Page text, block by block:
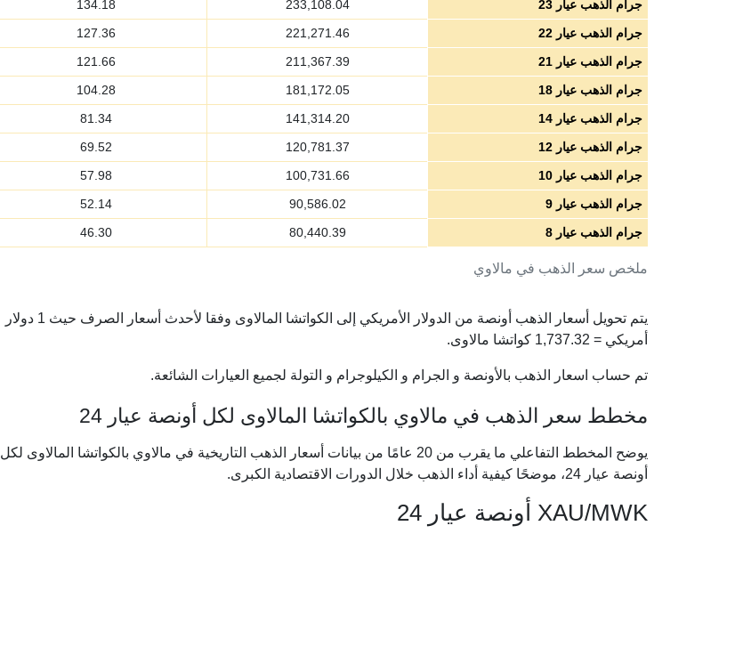
ملخص سعر الذهب في مالاوي
جرام الذهب عيار 23
233,108.04
134.18
جرام الذهب عيار 22
221,271.46
127.36
جرام الذهب عيار 21
211,367.39
121.66
جرام الذهب عيار 18
181,172.05
104.28
جرام الذهب عيار 14
141,314.20
81.34
جرام الذهب عيار 12
120,781.37
69.52
جرام الذهب عيار 10
100,731.66
57.98
جرام الذهب عيار 9
90,586.02
52.14
جرام الذهب عيار 8
80,440.39
46.30
يتم تحويل أسعار الذهب أونصة من الدولار الأمريكي إلى الكواتشا المالاوى وفقا لأحدث أسعار الصرف حيث 1 دولار
أمريكي = 1,737.32 كواتشا مالاوى.
تم حساب اسعار الذهب بالأونصة و الجرام و الكيلوجرام و التولة لجميع العيارات الشائعة.
مخطط سعر الذهب في مالاوي بالكواتشا المالاوى لكل أونصة عيار 24
يوضح المخطط التفاعلي ما يقرب من 20 عامًا من بيانات أسعار الذهب التاريخية في مالاوي بالكواتشا المالاوى لكل
أونصة عيار 24، موضحًا كيفية أداء الذهب خلال الدورات الاقتصادية الكبرى.
XAU/MWK أونصة عيار 24